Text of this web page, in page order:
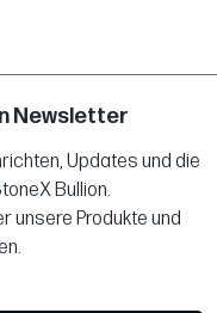
Newsletter
Updates und die
Bullion.
unsere Produkte und